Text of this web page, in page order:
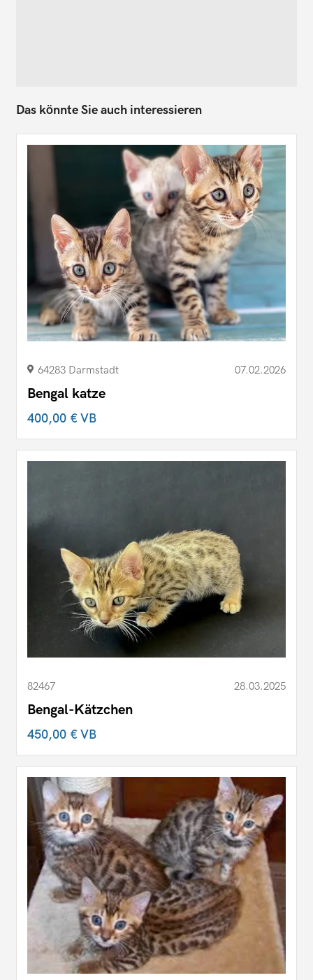
Das könnte Sie auch interessieren
64283 Darmstadt 07.02.2026
Bengal katze
400,00 €VB
82467 28.03.2025
Bengal-Kätzchen
450,00 €VB